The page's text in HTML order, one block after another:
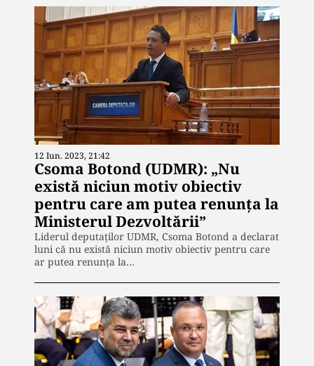
12 Iun. 2023, 21:42
Csoma Botond (UDMR): „Nu
există niciun motiv obiectiv
pentru care am putea renunţa la
Ministerul Dezvoltării”
Liderul deputaţilor UDMR, Csoma Botond a declarat
luni că nu există niciun motiv obiectiv pentru care
ar putea renunţa la…